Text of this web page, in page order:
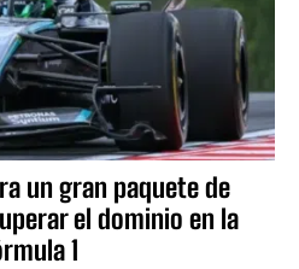
un gran paquete de
el dominio en la
1